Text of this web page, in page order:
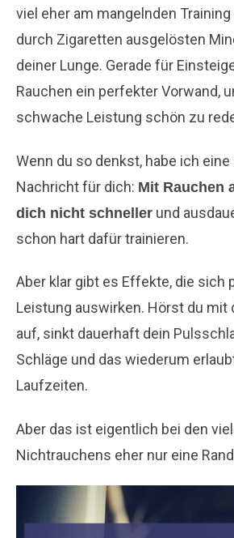
viel eher am mangelnden Training
durch Zigaretten ausgelösten
deiner Lunge. Gerade für
Rauchen ein perfekter Vorwand,
schwache Leistung schön zu
Wenn du so denkst, habe ich
Nachricht für dich: Mit Rauchen
dich nicht schneller und
schon hart dafür trainieren.
Aber klar gibt es Effekte, die sich
Leistung auswirken. Hörst du mit
auf, sinkt dauerhaft dein
Schläge und das wiederum
Laufzeiten.
Aber das ist eigentlich bei den
Nichtrauchens eher nur eine